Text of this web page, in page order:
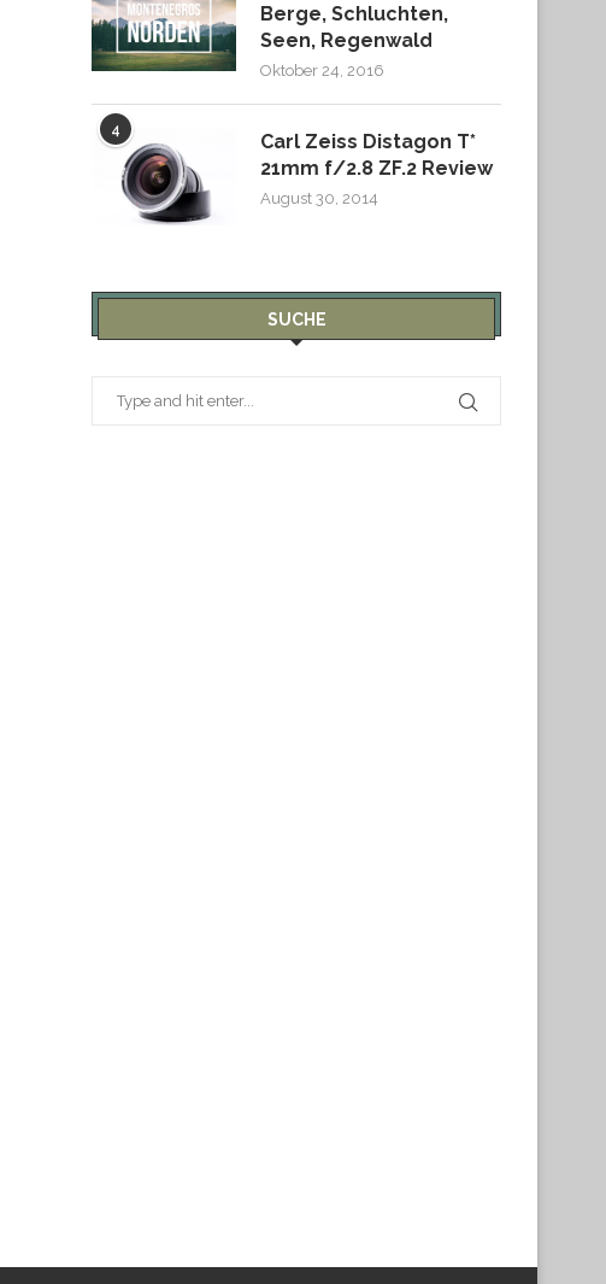
Berge, Schluchten,
Seen, Regenwald
Oktober 24, 2016
4
Carl Zeiss Distagon T*
21mm f/2.8 ZF.2 Review
August 30, 2014
SUCHE